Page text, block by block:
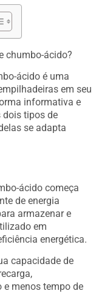
chumbo-ácido?
ácido é uma
em seu
informativa e
dois tipos de
se adapta
ácido começa
de energia
armazenar e
em
energética.
capacidade de
menos tempo de